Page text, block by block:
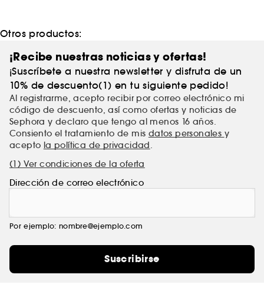
Otros productos:
¡Recibe nuestras noticias y ofertas!
¡Suscríbete a nuestra newsletter y disfruta de un
10% de descuento(1) en tu siguiente pedido!
Al registrarme, acepto recibir por correo electrónico mi
código de descuento, así como ofertas y noticias de
Sephora y declaro que tengo al menos 16 años.
Consiento el tratamiento de mis datos personales y
acepto la política de privacidad.
(1) Ver condiciones de la oferta
Dirección de correo electrónico
Por ejemplo: nombre@ejemplo.com
Suscribirse